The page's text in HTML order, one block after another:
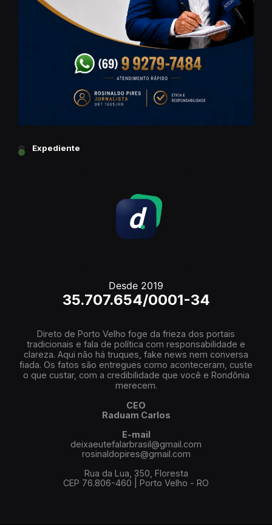
Expediente
Desde 2019
35.707.654/0001-34
Direto de Porto Velho foge da frieza dos portais
tradicionais e fala de política com responsabilidade e
clareza. Aqui não há truques, fake news nem conversa
fiada. Os fatos são entregues como aconteceram, custe
o que custar, com a credibilidade que você e Rondônia
merecem.
CEO
Raduam Carlos
E-mail
deixaeutefalarbrasil@gmail.com
rosinaldopires@gmail.com
Rua da Lua, 350, Floresta
CEP 76.806-460 | Porto Velho - RO